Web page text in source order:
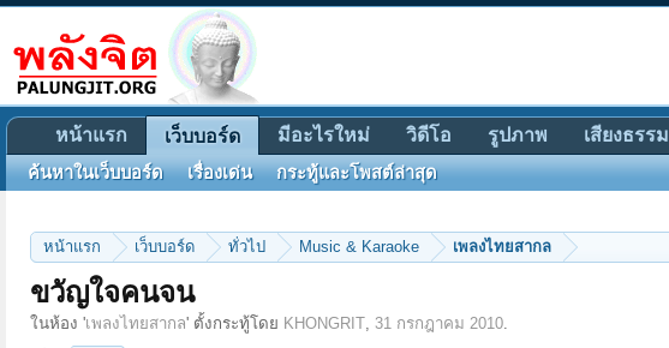
หน้าแรก เว็บบอร์ด ทั่วไป Music & Karaoke เพลงไทยสากล
ขวัญใจคนจน
ในห้อง 'เพลงไทยสากล' ตั้งกระทู้โดย KHONGRIT, 31 กรกฎาคม 2010.
หน้า 1 ของ 2 1 2 ถัดไป >
หน้าแรก เว็บบอร์ด
ค้นหาในเว็บบอร์ด เรื่องเด่น กระทู้และโพสต์ล่าสุด
มีอะไรใหม่ วิดีโอ รูปภาพ เสียงธรรม